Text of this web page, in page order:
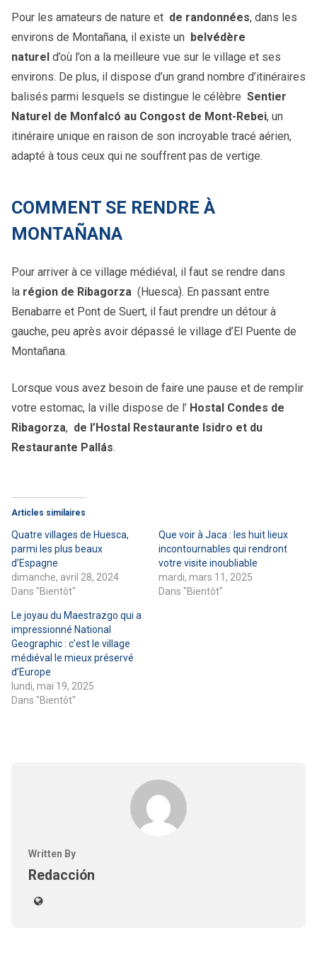
Pour les amateurs de nature et de randonnées, dans les
environs de Montañana, il existe un belvédère
naturel d’où l’on a la meilleure vue sur le village et ses
environs. De plus, il dispose d’un grand nombre d’itinéraires
balisés parmi lesquels se distingue le célèbre Sentier
Naturel de Monfalcó au Congost de Mont-Rebei, un
itinéraire unique en raison de son incroyable tracé aérien,
adapté à tous ceux qui ne souffrent pas de vertige.
COMMENT SE RENDRE À
MONTAÑANA
Pour arriver à ce village médiéval, il faut se rendre dans
la région de Ribagorza (Huesca). En passant entre
Benabarre et Pont de Suert, il faut prendre un détour à
gauche, peu après avoir dépassé le village d’El Puente de
Montañana.
Lorsque vous avez besoin de faire une pause et de remplir
votre estomac, la ville dispose de l’ Hostal Condes de
Ribagorza, de l’Hostal Restaurante Isidro et du
Restaurante Pallás.
Articles similaires
Quatre villages de Huesca,
parmi les plus beaux
d’Espagne
dimanche, avril 28, 2024
Dans "Bientôt"
Que voir à Jaca : les huit lieux
incontournables qui rendront
votre visite inoubliable
mardi, mars 11, 2025
Dans "Bientôt"
Le joyau du Maestrazgo qui a
impressionné National
Geographic : c’est le village
médiéval le mieux préservé
d’Europe
lundi, mai 19, 2025
Dans "Bientôt"
Written By
Redacción